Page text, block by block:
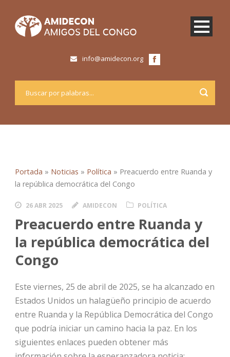
info@amidecon.org
Portada » Noticias » Política » Preacuerdo entre Ruanda y
la república democrática del Congo
26 ABR 2025 AMIDECON POLÍTICA
Preacuerdo entre Ruanda y
la república democrática del
Congo
Este viernes, 25 de abril de 2025, se ha alcanzado en
Estados Unidos un halagüeño principio de acuerdo
entre Ruanda y la República Democrática del Congo
que podría iniciar un camino hacia la paz. En los
siguientes enlaces pueden obtener más